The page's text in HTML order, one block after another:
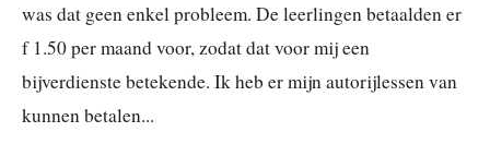
was dat geen enkel probleem. De leerlingen betaalden er
f 1.50 per maand voor, zodat dat voor mij een
bijverdienste betekende. Ik heb er mijn autorijlessen van
kunnen betalen...